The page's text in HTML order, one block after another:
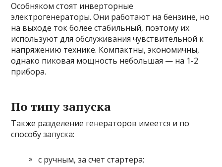
Особняком стоят инверторные
электрогенераторы. Они работают на бензине, но
на выходе ток более стабильный, поэтому их
используют для обслуживания чувствительной к
напряжению технике. Компактны, экономичны,
однако пиковая мощность небольшая — на 1-2
прибора.
По типу запуска
Также разделение генераторов имеется и по
способу запуска:
с ручным, за счет стартера;